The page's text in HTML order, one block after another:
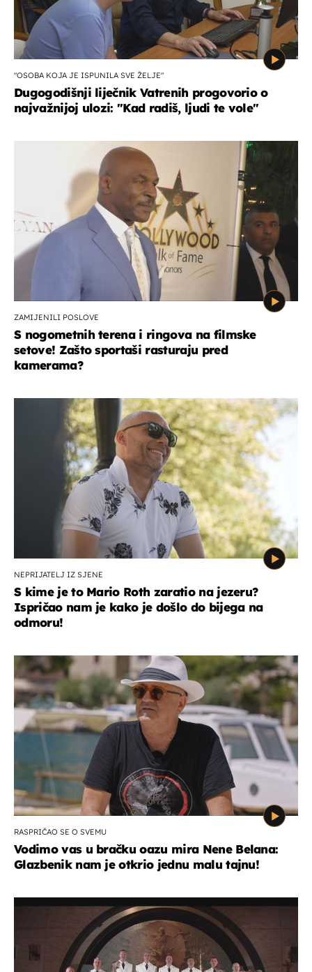
"OSOBA KOJA JE ISPUNILA SVE ŽELJE"
Dugogodišnji liječnik Vatrenih progovorio o
najvažnijoj ulozi: "Kad radiš, ljudi te vole"
ZAMIJENILI POSLOVE
S nogometnih terena i ringova na filmske
setove! Zašto sportaši rasturaju pred
kamerama?
NEPRIJATELJ IZ SJENE
S kime je to Mario Roth zaratio na jezeru?
Ispričao nam je kako je došlo do bijega na
odmoru!
RASPRIČAO SE O SVEMU
Vodimo vas u bračku oazu mira Nene Belana:
Glazbenik nam je otkrio jednu malu tajnu!